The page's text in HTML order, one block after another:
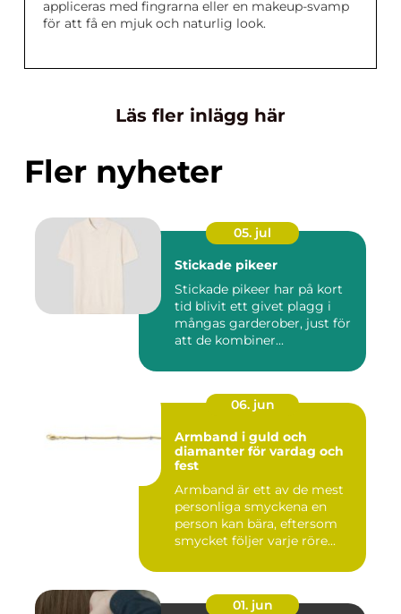
appliceras med fingrarna eller en makeup-svamp
för att få en mjuk och naturlig look.
Läs fler inlägg här
Fler nyheter
05. jul
Stickade pikeer
Stickade pikeer har på kort
tid blivit ett givet plagg i
mångas garderober, just för
att de kombiner...
06. jun
Armband i guld och
diamanter för vardag och
fest
Armband är ett av de mest
personliga smyckena en
person kan bära, eftersom
smycket följer varje röre...
01. jun